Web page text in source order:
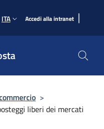
ITA Accedi alla intranet |
>
liberi dei mercati